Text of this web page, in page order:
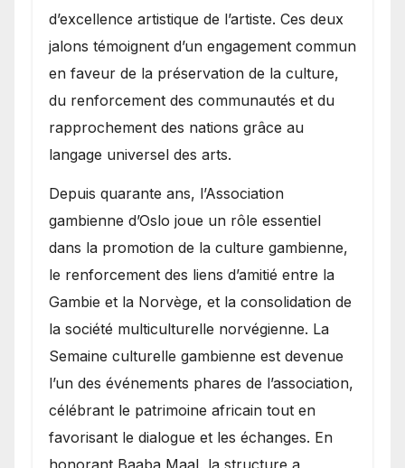
d’excellence artistique de l’artiste. Ces deux
jalons témoignent d’un engagement commun
en faveur de la préservation de la culture,
du renforcement des communautés et du
rapprochement des nations grâce au
langage universel des arts.
​Depuis quarante ans, l’Association
gambienne d’Oslo joue un rôle essentiel
dans la promotion de la culture gambienne,
le renforcement des liens d’amitié entre la
Gambie et la Norvège, et la consolidation de
la société multiculturelle norvégienne. La
Semaine culturelle gambienne est devenue
l’un des événements phares de l’association,
célébrant le patrimoine africain tout en
favorisant le dialogue et les échanges. En
honorant Baaba Maal, la structure a